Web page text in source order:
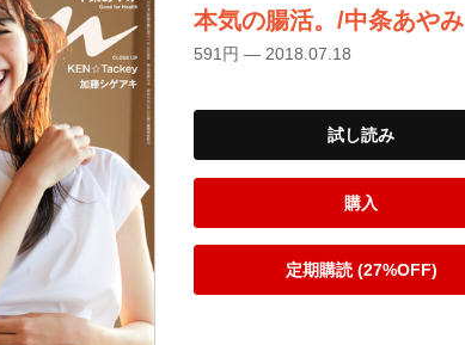
本気の腸活。/中条あやみ
591円 — 2018.07.18
試し読み
購入
定期購読 (27%OFF)